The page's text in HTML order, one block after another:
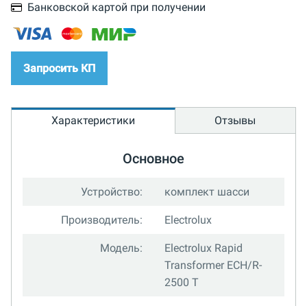
Банковской картой при получении
Запросить КП
Характеристики Отзывы
Основное
Устройство: комплект шасси
Производитель: Electrolux
Модель:
Electrolux Rapid
Transformer ECH/R-
2500 T